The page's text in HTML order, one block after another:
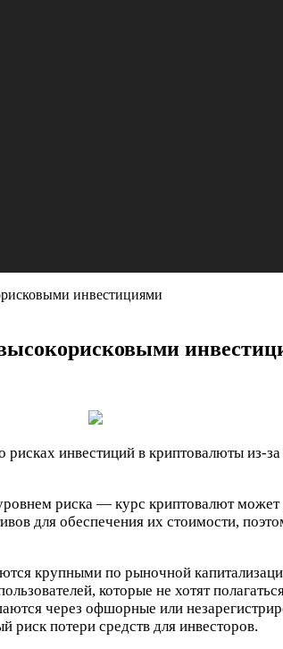
инвестициями
инвестиций в криптовалюты из-за
риска — курс криптовалют
для обеспечения их стоимости,
крупными по рыночной
которые не хотят
через офшорные или
риск потери средств для инвесторов.